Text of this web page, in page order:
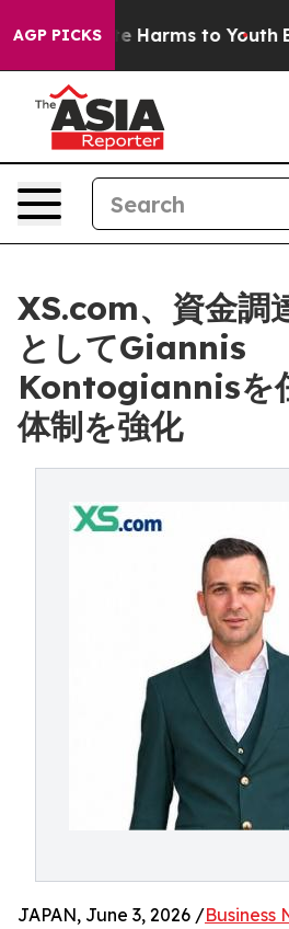
AGP PICKS
to Abate Harms to Youth
XS.com、資金調
としてGiannis
Kontogiannisを
体制を強化
JAPAN, June 3, 2026 /Business